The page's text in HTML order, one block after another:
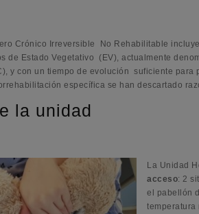
Crónico Irreversible No Rehabilitable
de Estado Vegetativo (EV), actualmente
y con un tiempo de evolución suficiente
específica se han descartado
la unidad
La Unidad
acceso: 2
el pabellón
temperatura